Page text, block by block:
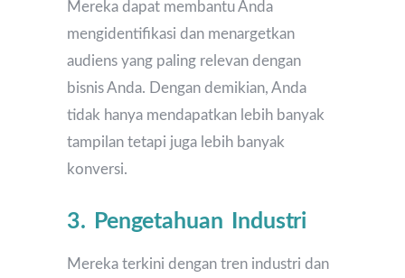
Mereka dapat membantu Anda
mengidentifikasi dan menargetkan
audiens yang paling relevan dengan
bisnis Anda. Dengan demikian, Anda
tidak hanya mendapatkan lebih banyak
tampilan tetapi juga lebih banyak
konversi.
3. Pengetahuan Industri
Mereka terkini dengan tren industri dan